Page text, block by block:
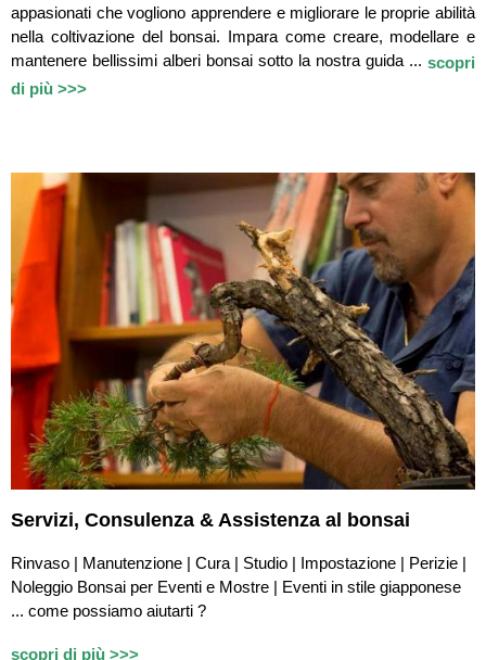
appasionati che vogliono apprendere e migliorare le proprie abilità
nella coltivazione del bonsai. Impara come creare, modellare e
mantenere bellissimi alberi bonsai sotto la nostra guida ... scopri
di più >>>
Servizi, Consulenza & Assistenza al bonsai
Rinvaso | Manutenzione | Cura | Studio | Impostazione | Perizie |
Noleggio Bonsai per Eventi e Mostre | Eventi in stile giapponese
... come possiamo aiutarti ?
scopri di più >>>